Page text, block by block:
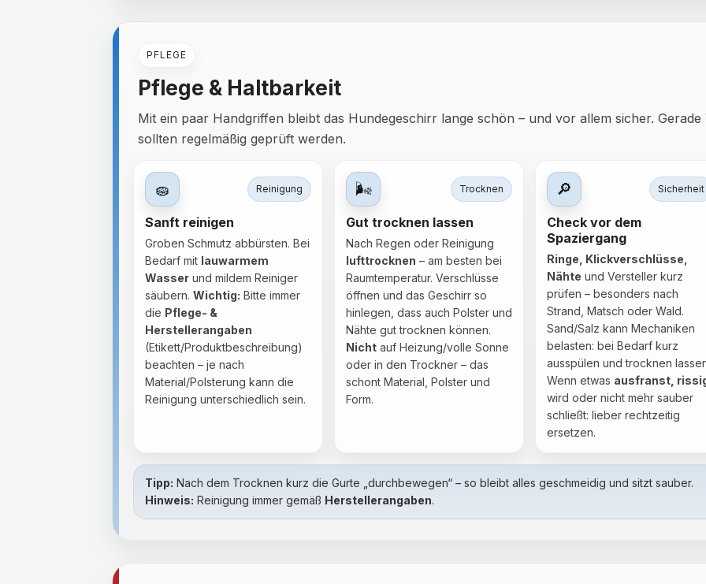
PFLEGE
Pflege & Haltbarkeit
Mit ein paar Handgriffen bleibt das Hundegeschirr lange schön – und vor allem sicher.
sollten regelmäßig geprüft werden.
🧽 Reinigung
Sanft reinigen
Groben Schmutz abbürsten. Bei
Bedarf mit lauwarmem
Wasser und mildem Reiniger
säubern. Wichtig: Bitte immer
die Pflege- &
Herstellerangaben
(Etikett/Produktbeschreibung)
beachten – je nach
Material/Polsterung kann die
Reinigung unterschiedlich sein.
🌬️ Trocknen
Gut trocknen lassen
Nach Regen oder Reinigung
lufttrocknen – am besten bei
Raumtemperatur. Verschlüsse
öffnen und das Geschirr so
hinlegen, dass auch Polster und
Nähte gut trocknen können.
Nicht auf Heizung/volle Sonne
oder in den Trockner – das
schont Material, Polster und
Form.
🔎 Sicherheit
Check vor dem
Spaziergang
Ringe, Klickverschlüsse,
Nähte und Versteller kurz
prüfen – besonders nach
Strand, Matsch oder Wald.
Sand/Salz kann Mechaniken
belasten: bei Bedarf kurz
ausspülen und trocknen
Wenn etwas ausfranst,
wird oder nicht mehr sauber
schließt: lieber rechtzeitig
ersetzen.
Tipp: Nach dem Trocknen kurz die Gurte „durchbewegen“ – so bleibt alles geschmeidig und sitzt sauber.
Hinweis: Reinigung immer gemäß Herstellerangaben.